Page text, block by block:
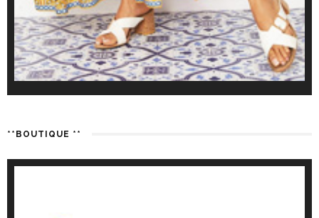
**BOUTIQUE **